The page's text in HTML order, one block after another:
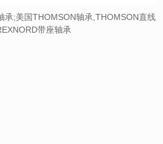
承;美国THOMSON轴承,THOMSON直线
带座轴承